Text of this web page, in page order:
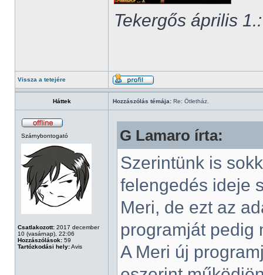
Tekergős április 1.:
Vissza a tetejére
Háttek Hozzászólás témája: Re: Ötletház.
Szárnybontogató
Csatlakozott: 2017 december
10 (vasárnap), 22:06
Hozzászólások: 59
Tartózkodási hely:Avis
G Lamaro írta:
Szerintünk is
felengedés ideje
Meri, de ezt az
programját pedig
A Meri új